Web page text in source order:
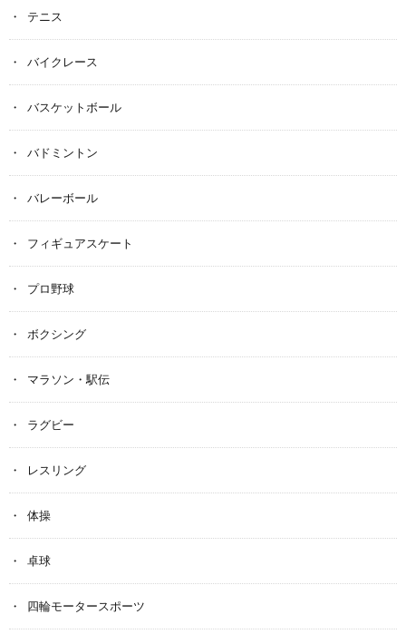
テニス
バイクレース
バスケットボール
バドミントン
バレーボール
フィギュアスケート
プロ野球
ボクシング
マラソン・駅伝
ラグビー
レスリング
体操
卓球
四輪モータースポーツ